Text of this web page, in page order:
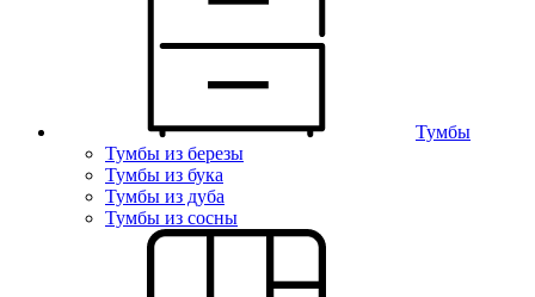
Тумбы
Тумбы из березы
Тумбы из бука
Тумбы из дуба
Тумбы из сосны